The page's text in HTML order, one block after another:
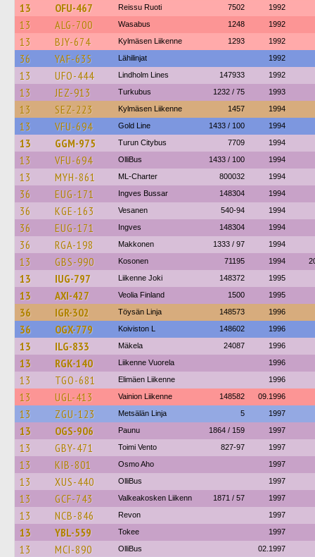
13 OFU-467 Reissu Ruoti 7502 1992
13 ALG-700 Wasabus 1248 1992
13 BJY-674 Kylmäsen Liikenne 1293 1992
36 YAF-635 Lähilinjat 1992
13 UFO-444 Lindholm Lines 147933 1992
13 JEZ-913 Turkubus 1232 / 75 1993
13 SEZ-223 Kylmäsen Liikenne 1457 1994
13 VFU-694 Gold Line 1433 / 100 1994
13 GGM-975 Turun Citybus 7709 1994
13 VFU-694 OlliBus 1433 / 100 1994
13 MYH-861 ML-Charter 800032 1994
36 EUG-171 Ingves Bussar 148304 1994
36 KGE-163 Vesanen 540-94 1994
36 EUG-171 Ingves 148304 1994
36 RGA-198 Makkonen 1333 / 97 1994
13 GBS-990 Kosonen 71195 1994
13 IUG-797 Liikenne Joki 148372 1995
13 AXI-427 Veolia Finland 1500 1995
36 IGR-302 Töysän Linja 148573 1996
36 OGX-779 Koiviston L 148602 1996
13 ILG-833 Mäkela 24087 1996
13 RGK-140 Liikenne Vuorela 1996
13 TGO-681 Elimäen Liikenne 1996
13 UGL-413 Vainion Liikenne 148582 09.1996
13 ZGU-123 Metsälän Linja 5 1997
13 OGS-906 Paunu 1864 / 159 1997
13 GBY-471 Toimi Vento 827-97 1997
13 KIB-801 Osmo Aho 1997
13 XUS-440 OlliBus 1997
13 GCF-743 Valkeakosken Liikenn 1871 / 57 1997
13 NCB-846 Revon 1997
13 YBL-559 Tokee 1997
13 MCI-890 OlliBus 02.1997